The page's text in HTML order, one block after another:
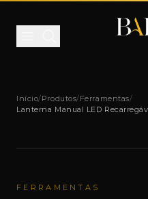
Início/Produtos/Ferramentas/
Lanterna Manual LED
FERRAMENTAS